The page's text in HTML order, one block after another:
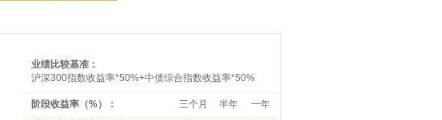
业绩比较基准：
沪深300指数收益率*50%+中债综合指数收益率*50%
阶段收益率（%）： 三个月 半年 一年